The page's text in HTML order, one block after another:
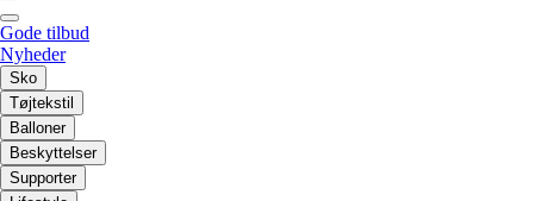
Gode tilbud
Nyheder
Sko
Tøjtekstil
Balloner
Beskyttelser
Supporter